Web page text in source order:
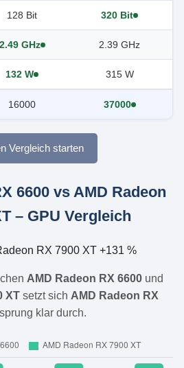
128 Bit 320 Bit
2.49 GHz 2.39 GHz
132 W 315 W
16000 37000
Vergleich starten
6600 vs AMD Radeon
– GPU Vergleich
RX 7900 XT +131 %
AMD Radeon RX 6600 und
XT setzt sich AMD Radeon RX
klar durch.